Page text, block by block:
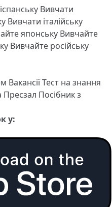
Вивчати
Вивчати італійську
японську Вивчайте
Вивчайте російську
ВакансіїТест на знання
Пресзал Посібник з
у: